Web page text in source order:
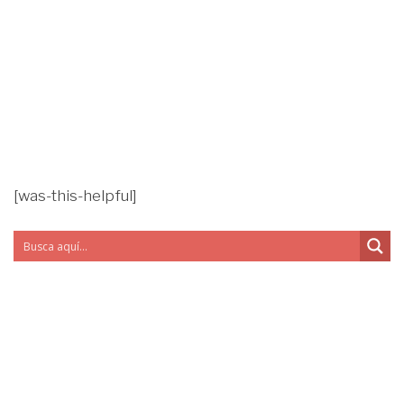
[was-this-helpful]